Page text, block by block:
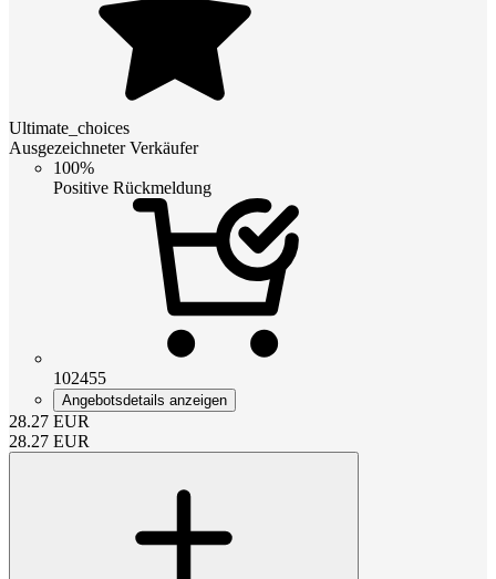
Ultimate_choices
Ausgezeichneter Verkäufer
100%
Positive Rückmeldung
102455
Angebotsdetails anzeigen
28.27 EUR
28.27 EUR